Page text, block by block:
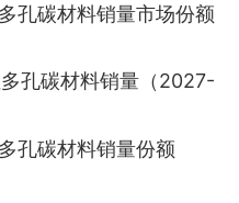
孔碳材料销量市场份额
孔碳材料销量（2027-
孔碳材料销量份额